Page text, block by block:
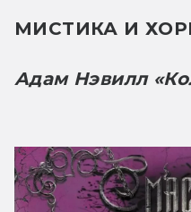
МИСТИКА И
Адам Нэвилл